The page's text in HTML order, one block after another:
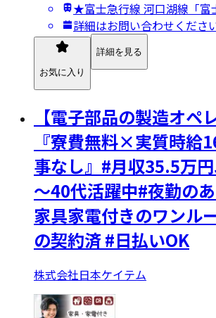
★富士急行線 河口湖線「富
詳細はお問い合わせくださ
お気に入り
詳細を見る
【電子部品の製造オペ
『寮費無料×実質時給
事なし』#月収35.5万
～40代活躍中#夜勤の
家具家電付きのワンル
の契約済 #日払いOK
株式会社日本ケイテム